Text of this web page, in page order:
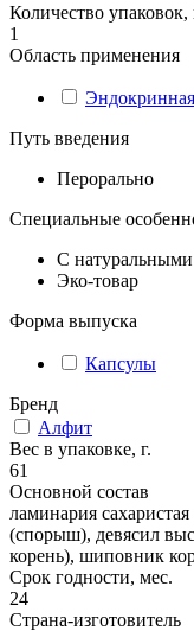
Количество упаковок,
1
Область применения
Путь введения
Перорально
Специальные
С
Эко-товар
Форма выпуска
Капсулы
Бренд
Алфит
Вес в упаковке, г.
61
Основной состав
ламинария
(спорыш), девясил
корень), шиповник
Срок годности, мес.
24
Страна-изготовитель